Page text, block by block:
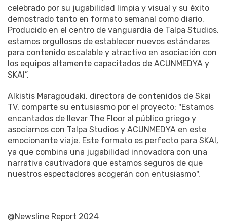
celebrado por su jugabilidad limpia y visual y su éxito
demostrado tanto en formato semanal como diario.
Producido en el centro de vanguardia de Talpa Studios,
estamos orgullosos de establecer nuevos estándares
para contenido escalable y atractivo en asociación con
los equipos altamente capacitados de ACUNMEDYA y
SKAI”.
Alkistis Maragoudaki, directora de contenidos de Skai
TV, comparte su entusiasmo por el proyecto: "Estamos
encantados de llevar The Floor al público griego y
asociarnos con Talpa Studios y ACUNMEDYA en este
emocionante viaje. Este formato es perfecto para SKAI,
ya que combina una jugabilidad innovadora con una
narrativa cautivadora que estamos seguros de que
nuestros espectadores acogerán con entusiasmo".
@Newsline Report 2024